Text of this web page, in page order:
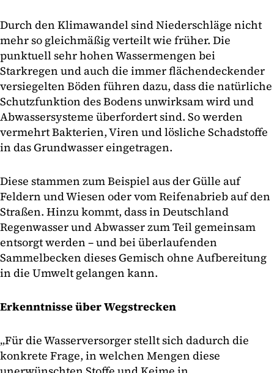
Durch den Klimawandel sind Niederschläge nicht
mehr so gleichmäßig verteilt wie früher. Die
punktuell sehr hohen Wassermengen bei
Starkregen und auch die immer flächendeckender
versiegelten Böden führen dazu, dass die natürliche
Schutzfunktion des Bodens unwirksam wird und
Abwassersysteme überfordert sind. So werden
vermehrt Bakterien, Viren und lösliche Schadstoffe
in das Grundwasser eingetragen.
Diese stammen zum Beispiel aus der Gülle auf
Feldern und Wiesen oder vom Reifenabrieb auf den
Straßen. Hinzu kommt, dass in Deutschland
Regenwasser und Abwasser zum Teil gemeinsam
entsorgt werden – und bei überlaufenden
Sammelbecken dieses Gemisch ohne Aufbereitung
in die Umwelt gelangen kann.
Erkenntnisse über Wegstrecken
„Für die Wasserversorger stellt sich dadurch die
konkrete Frage, in welchen Mengen diese